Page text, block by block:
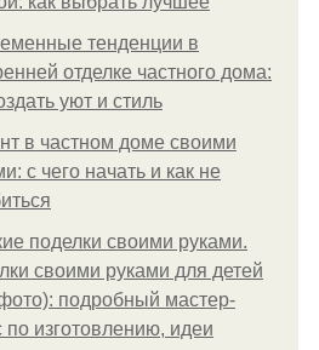
тенденции в
отделке частного дома:
уют и стиль
в частном доме своими
с чего начать и как не
поделки своими руками.
своими руками для детей
подробный мастер-
по изготовлению, идеи